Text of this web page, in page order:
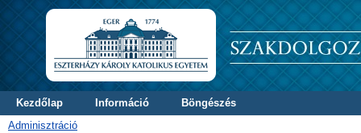
Kezdőlap Információ
Böngészés
Adminisztráció